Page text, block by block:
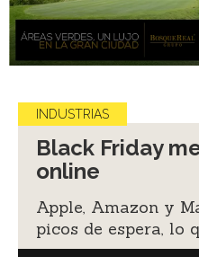
INDUSTRIAS
Black Friday
online
Apple, Amazon y
picos de espera, lo